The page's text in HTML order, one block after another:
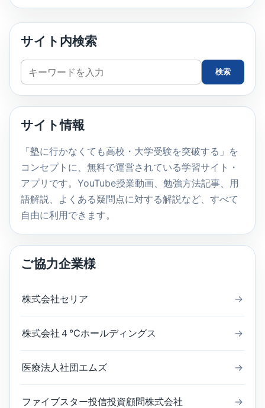
サイト内検索
サ
イ
ト
検
索
検索
サイト情報
「塾に行かなくても高校・大学受験を突破する」を
コンセプトに、無料で運営されている学習サイト・
アプリです。YouTube授業動画、勉強方法記事、用
語解説、よくある疑問点に対する解説など、すべて
自由に利用できます。
ご協力企業様
株式会社セリア →
株式会社４℃ホールディングス →
医療法人社団エムズ →
ファイブスター投信投資顧問株式会社 →